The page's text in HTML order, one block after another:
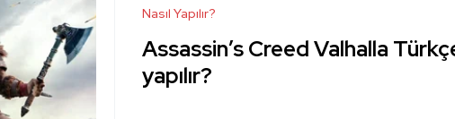
Nasıl Yapılır?
Assassin’s Creed Valhalla
yapılır?